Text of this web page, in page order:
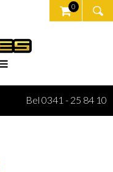
0
Bel 0341 - 25 84 10